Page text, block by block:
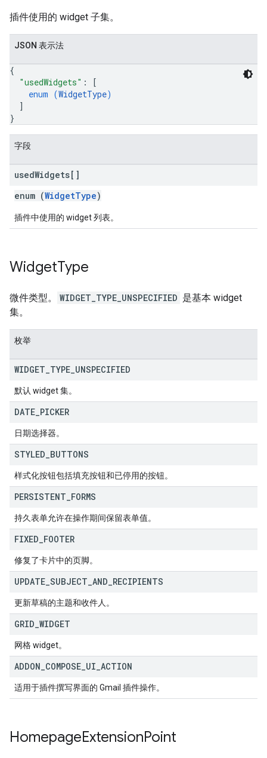
插件使用的 widget 子集。
JSON 表示法
{
"usedWidgets" :
[
enum (WidgetType)
]
}
字段
usedWidgets[]
enum (WidgetType)
插件中使用的 widget 列表。
WidgetType
微件类型。 WIDGET_TYPE_UNSPECIFIED 是基本 widget
集。
枚举
WIDGET TYPE UNSPECIFIED
默认 widget 集。
DATE PICKER
日期选择器。
STYLED BUTTONS
样式化按钮包括填充按钮和已停用的按钮。
PERSISTENT FORMS
持久表单允许在操作期间保留表单值。
FIXED FOOTER
修复了卡片中的页脚。
UPDATE SUBJECT AND RECIPIENTS
更新草稿的主题和收件人。
GRID WIDGET
网格 widget。
ADDON COMPOSE UI ACTION
适用于插件撰写界面的 Gmail 插件操作。
HomepageExtensionPoint